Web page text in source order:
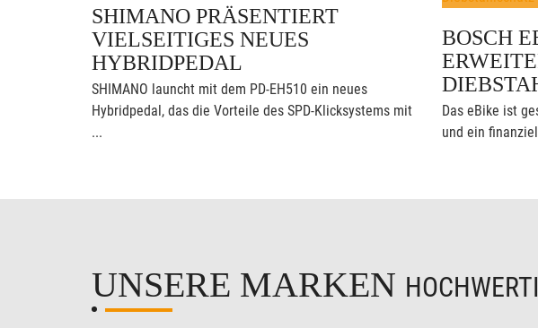
SHIMANO PRÄSENTIERT
VIELSEITIGES NEUES
HYBRIDPEDAL
SHIMANO launcht mit dem PD-EH510 ein neues
Hybridpedal, das die Vorteile des SPD-Klicksystems mit
...
BOSCH
Das eBike ist
und ein
UNSERE MARKEN